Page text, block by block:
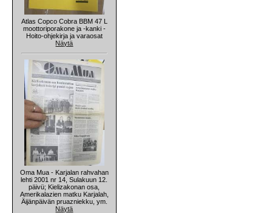
Atlas Copco Cobra BBM 47 L
moottoriporakone ja -kanki -
Hoito-ohjekirja ja varaosat
Näytä
Oma Mua - Karjalan rahvahan
lehti 2001 nr 14, Sulakuun 12.
päivü; Kielizakonan osa,
Amerikalazien matku Karjalah,
Äijänpäivän pruazniekku, ym.
Näytä